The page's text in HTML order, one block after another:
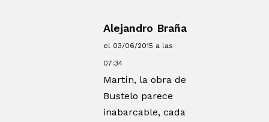
Alejandro Braña
el 03/06/2015 a las
07:34
Martín, la obra de
Bustelo parece
inabarcable, cada